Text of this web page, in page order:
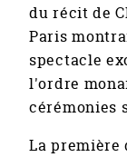
du récit de
Paris
spectacle
l'ordre
cérémonies
La première